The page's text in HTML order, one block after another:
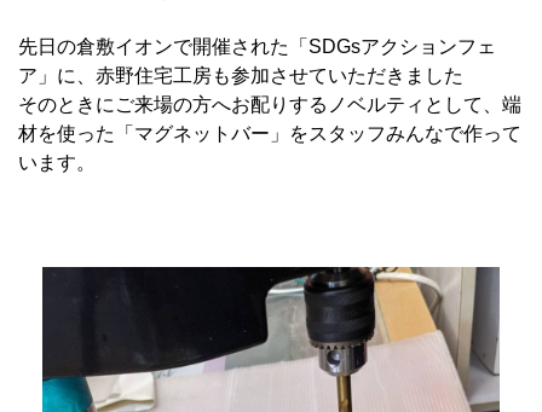
先日の倉敷イオンで開催された「SDGsアクションフェ
ア」に、赤野住宅工房も参加させていただきました
そのときにご来場の方へお配りするノベルティとして、端
材を使った「マグネットバー」をスタッフみんなで作って
います。